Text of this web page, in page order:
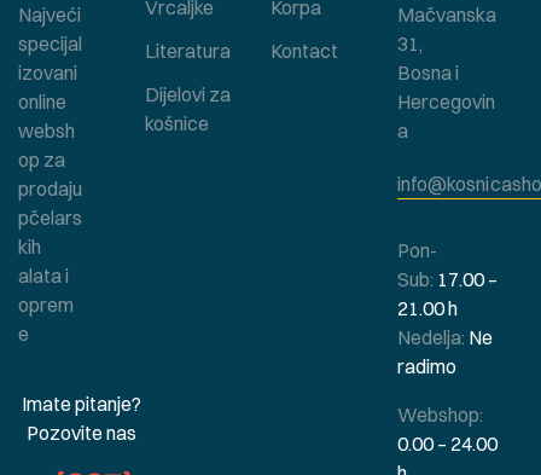
Vrcaljke
Literatura
Dijelovi za
košnice
Korpa
Kontact
Najveći
specijal
izovani
online
websh
op za
prodaju
pčelars
kih
alata i
oprem
e
Imate pitanje?
Pozovite nas
Mačvanska
31,
Bosna i
Hercegovin
a
Pon-
Sub: 17.00 –
21.00 h
Nedelja: Ne
radimo
Webshop:
0.00 – 24.00